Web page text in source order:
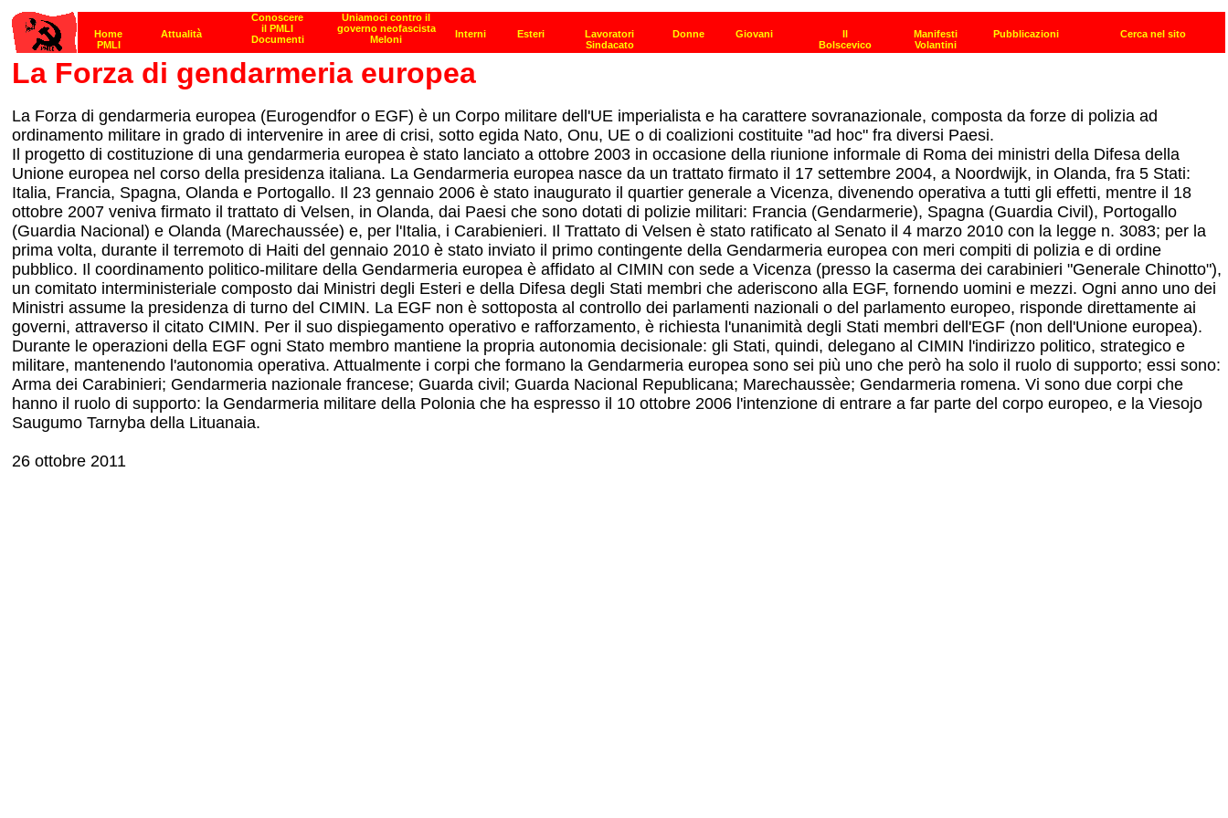
La Forza di gendarmeria europea
La Forza di gendarmeria europea (Eurogendfor o EGF) è un Corpo militare dell'UE imperialista e ha carattere sovranazionale, composta da forze di polizia ad
ordinamento militare in grado di intervenire in aree di crisi, sotto egida Nato, Onu, UE o di coalizioni costituite "ad hoc" fra diversi Paesi.
Il progetto di costituzione di una gendarmeria europea è stato lanciato a ottobre 2003 in occasione della riunione informale di Roma dei ministri della Difesa della
Unione europea nel corso della presidenza italiana. La Gendarmeria europea nasce da un trattato firmato il 17 settembre 2004, a Noordwijk, in Olanda, fra 5 Stati:
Italia, Francia, Spagna, Olanda e Portogallo. Il 23 gennaio 2006 è stato inaugurato il quartier generale a Vicenza, divenendo operativa a tutti gli effetti, mentre il 18
ottobre 2007 veniva firmato il trattato di Velsen, in Olanda, dai Paesi che sono dotati di polizie militari: Francia (Gendarmerie), Spagna (Guardia Civil), Portogallo
(Guardia Nacional) e Olanda (Marechaussée) e, per l'Italia, i Carabienieri. Il Trattato di Velsen è stato ratificato al Senato il 4 marzo 2010 con la legge n. 3083; per la
prima volta, durante il terremoto di Haiti del gennaio 2010 è stato inviato il primo contingente della Gendarmeria europea con meri compiti di polizia e di ordine
pubblico. Il coordinamento politico-militare della Gendarmeria europea è affidato al CIMIN con sede a Vicenza (presso la caserma dei carabinieri "Generale Chinotto"),
un comitato interministeriale composto dai Ministri degli Esteri e della Difesa degli Stati membri che aderiscono alla EGF, fornendo uomini e mezzi. Ogni anno uno dei
Ministri assume la presidenza di turno del CIMIN. La EGF non è sottoposta al controllo dei parlamenti nazionali o del parlamento europeo, risponde direttamente ai
governi, attraverso il citato CIMIN. Per il suo dispiegamento operativo e rafforzamento, è richiesta l'unanimità degli Stati membri dell'EGF (non dell'Unione europea).
Durante le operazioni della EGF ogni Stato membro mantiene la propria autonomia decisionale: gli Stati, quindi, delegano al CIMIN l'indirizzo politico, strategico e
militare, mantenendo l'autonomia operativa. Attualmente i corpi che formano la Gendarmeria europea sono sei più uno che però ha solo il ruolo di supporto; essi sono:
Arma dei Carabinieri; Gendarmeria nazionale francese; Guarda civil; Guarda Nacional Republicana; Marechaussèe; Gendarmeria romena. Vi sono due corpi che
hanno il ruolo di supporto: la Gendarmeria militare della Polonia che ha espresso il 10 ottobre 2006 l'intenzione di entrare a far parte del corpo europeo, e la Viesojo
Saugumo Tarnyba della Lituanaia.
26 ottobre 2011